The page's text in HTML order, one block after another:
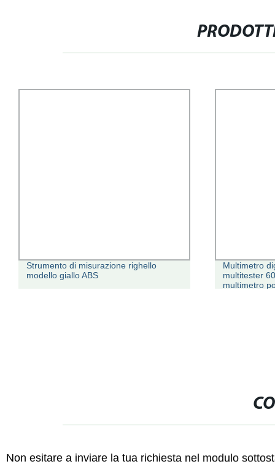
Strumento di misurazione righello
modello giallo ABS
Multimetro
multitester
multimetro
Non esitare a inviare la tua richiesta nel modulo